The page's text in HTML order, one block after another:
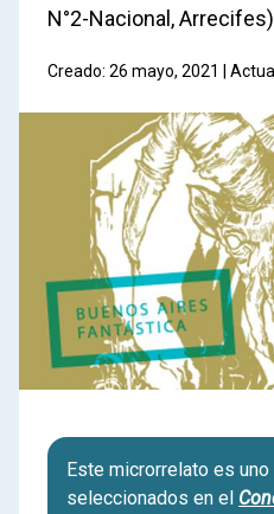
N°2-Nacional, Arrecifes)
Creado: 26 mayo, 2021 |
Este microrrelato es
seleccionados en el